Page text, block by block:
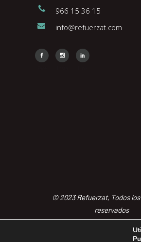
966 15 36 15
info@refuerzat.com
© 2023 Refuerzat, Todos
reservados